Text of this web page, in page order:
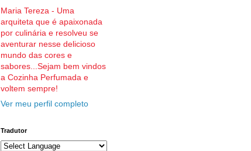
Maria Tereza - Uma
arquiteta que é apaixonada
por culinária e resolveu se
aventurar nesse delicioso
mundo das cores e
sabores...Sejam bem vindos
a Cozinha Perfumada e
voltem sempre!
Ver meu perfil completo
Tradutor